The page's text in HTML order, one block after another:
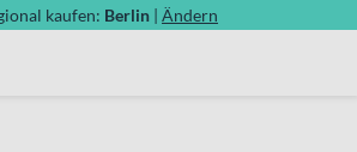
kaufen: Berlin | Ändern